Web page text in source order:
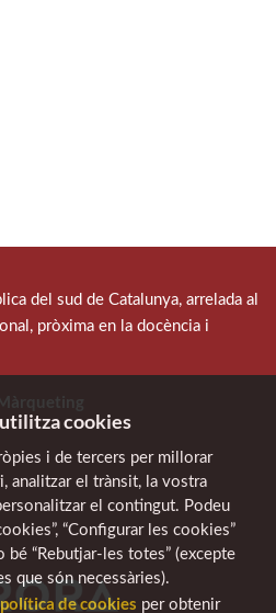
del sud de Catalunya, arrelada al
pròxima en la docència i
cookies
i de tercers per millorar
analitzar el trànsit, la vostra
el contingut. Podeu
“Configurar les cookies”
bé “Rebutjar-les totes” (excepte
que són necessàries).
política de cookies per obtenir